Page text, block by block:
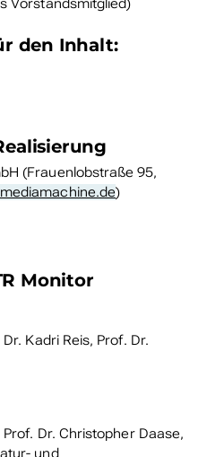
Vorstandsmitglied)
den Inhalt:
(Frauenlobstraße 95,
)
Monitor
Kadri Reis, Prof. Dr.
Dr. Christopher Daase,
und